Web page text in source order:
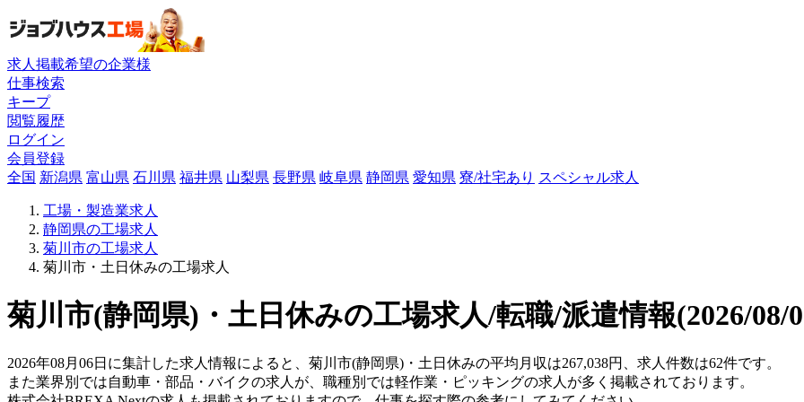
求人掲載希望の企業様
仕事検索
キープ
閲覧履歴
ログイン
会員登録
全国 新潟県 富山県 石川県 福井県 山梨県 長野県 岐阜県 静岡県 愛知県 寮/社宅あり スペシャル求人
工場・製造業求人
静岡県の工場求人
菊川市の工場求人
菊川市・土日休みの工場求人
菊川市(静岡県)・土日休みの工場求人/転職/派遣情報(2026/08/
2026年08月06日に集計した求人情報によると、菊川市(静岡県)・土日休みの平均月収は267,038円、求人件数は62件です。
また業界別では自動車・部品・バイクの求人が、職種別では軽作業・ピッキングの求人が多く掲載されております。